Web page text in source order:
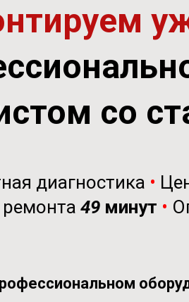
со
диагностика •
49 минут •